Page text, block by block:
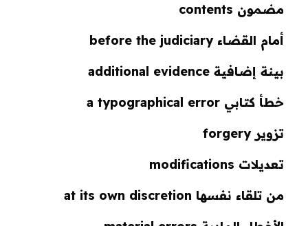
مضمون contents
أمام القضاء before the judiciary
بينة إضافية additional evidence
خطأ كتابي a typographical error
تزوير forgery
تعديلات modifications
من تلقاء نفسها at its own discretion